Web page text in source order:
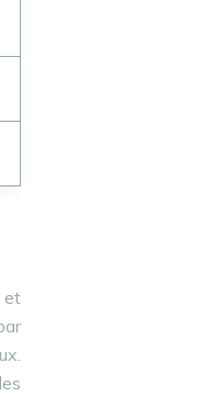
et